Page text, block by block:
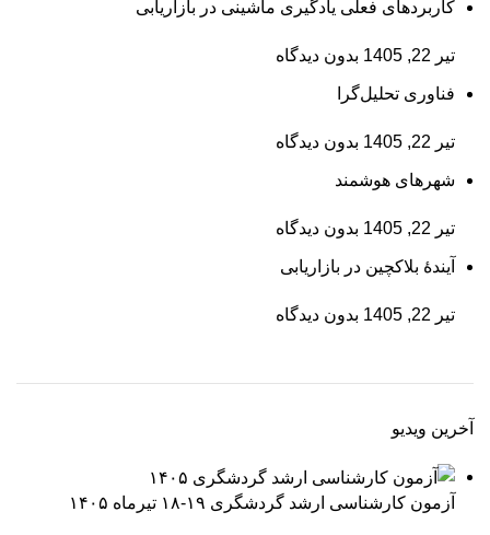
کاربردهای فعلی یادگیری ماشینی در بازاریابی
تیر 22, 1405 بدون دیدگاه
فناوری تحلیل‌گرا
تیر 22, 1405 بدون دیدگاه
شهرهای هوشمند
تیر 22, 1405 بدون دیدگاه
آیندۀ بلاکچین در بازاریابی
تیر 22, 1405 بدون دیدگاه
آخرین ویدیو
آزمون کارشناسی ارشد گردشگری ۱۹-۱۸ تیرماه ۱۴۰۵